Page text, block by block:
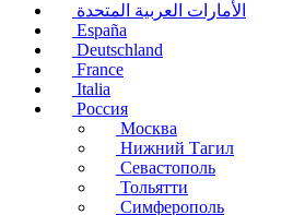
الأمارات العربية المتحدة
España
Deutschland
France
Italia
Россия
Москва
Нижний Тагил
Севастополь
Тольятти
Симферополь